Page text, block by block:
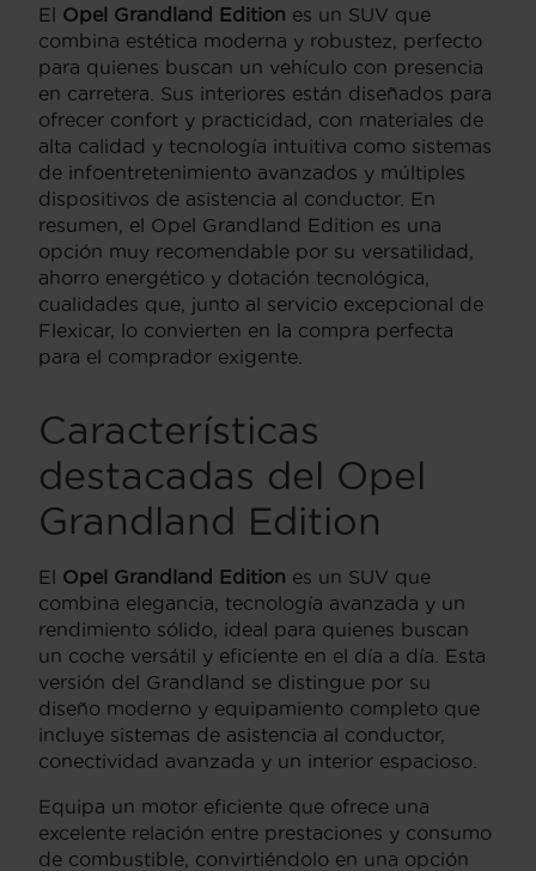
El Opel Grandland Edition es un SUV que
combina estética moderna y robustez, perfecto
para quienes buscan un vehículo con presencia
en carretera. Sus interiores están diseñados para
ofrecer confort y practicidad, con materiales de
alta calidad y tecnología intuitiva como sistemas
de infoentretenimiento avanzados y múltiples
dispositivos de asistencia al conductor. En
resumen, el Opel Grandland Edition es una
opción muy recomendable por su versatilidad,
ahorro energético y dotación tecnológica,
cualidades que, junto al servicio excepcional de
Flexicar, lo convierten en la compra perfecta
para el comprador exigente.
Características
destacadas del Opel
Grandland Edition
El Opel Grandland Edition es un SUV que
combina elegancia, tecnología avanzada y un
rendimiento sólido, ideal para quienes buscan
un coche versátil y eficiente en el día a día. Esta
versión del Grandland se distingue por su
diseño moderno y equipamiento completo que
incluye sistemas de asistencia al conductor,
conectividad avanzada y un interior espacioso.
Equipa un motor eficiente que ofrece una
excelente relación entre prestaciones y consumo
de combustible, convirtiéndolo en una opción